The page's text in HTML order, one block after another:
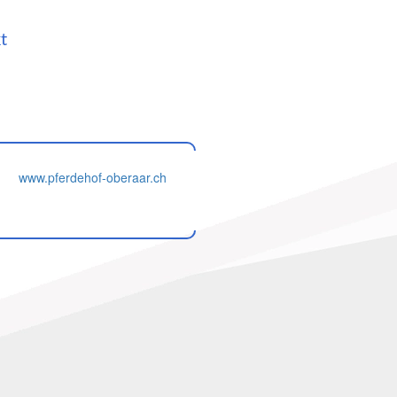
www.pferdehof-oberaar.ch